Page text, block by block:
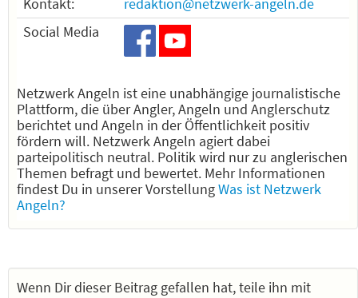
Kontakt:
redaktion@netzwerk-angeln.de
Social Media
Netzwerk Angeln ist eine unabhängige journalistische
Plattform, die über Angler, Angeln und Anglerschutz
berichtet und Angeln in der Öffentlichkeit positiv
fördern will. Netzwerk Angeln agiert dabei
parteipolitisch neutral. Politik wird nur zu anglerischen
Themen befragt und bewertet. Mehr Informationen
findest Du in unserer VorstellungWas ist Netzwerk
Angeln?
Wenn Dir dieser Beitrag gefallen hat, teile ihn mit